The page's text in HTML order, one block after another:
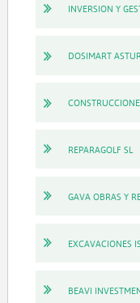
INVERSION Y
DOSIMART
REPARAGOLF SL
GAVA OBRAS Y
EXCAVACIONES
BEAVI